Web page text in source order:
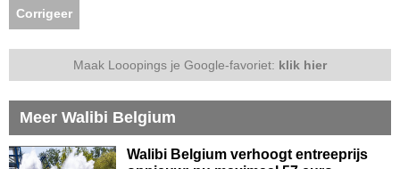
Corrigeer
Maak Looopings je Google-favoriet: klik hier
Meer Walibi Belgium
Walibi Belgium verhoogt entreeprijs